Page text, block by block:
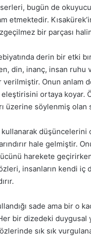
bugün de
etmektedir.
bir parçası
derin bir etki
din, inanç, insan ruhu
Onun anlam
ortaya koyar.
üzerine söylenmiş olan
hale gelmiştir.
harekete
insanların kendi iç
sade ama bir o
bir dizedeki
sık sık